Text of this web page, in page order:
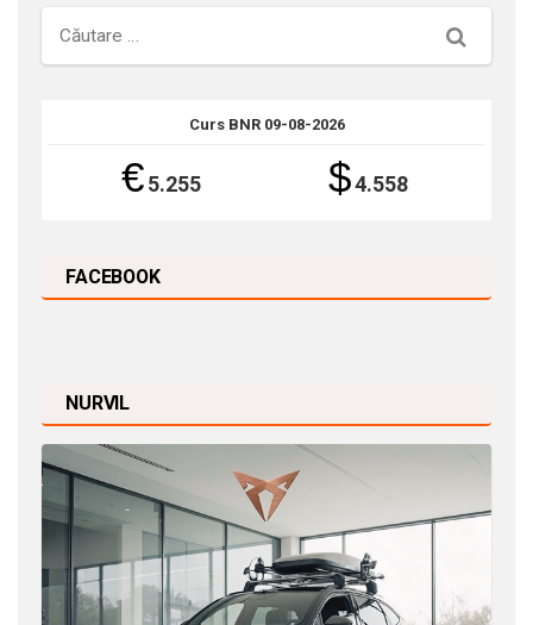
Căutare
Curs BNR 09-08-2026
€5.255 $4.558
FACEBOOK
NURVIL